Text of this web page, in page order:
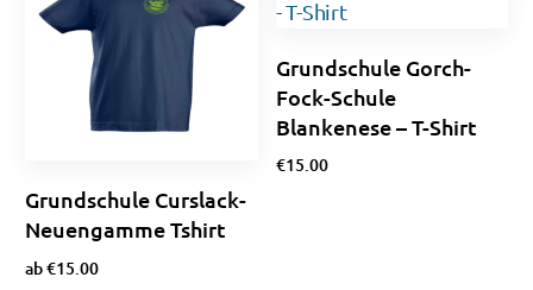
Grundschule Curslack-
Neuengamme Tshirt
ab€15.00
Grundschule Gorch-
Fock-Schule
Blankenese – T-Shirt
€15.00